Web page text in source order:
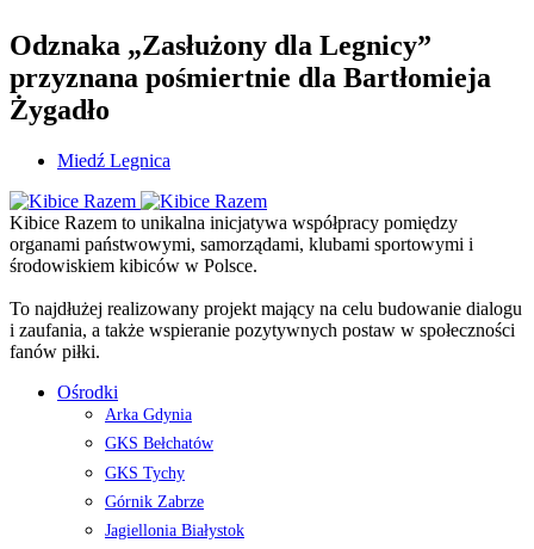
Odznaka „Zasłużony dla Legnicy”
przyznana pośmiertnie dla Bartłomieja
Żygadło
Miedź Legnica
Kibice Razem to unikalna inicjatywa współpracy pomiędzy
organami państwowymi, samorządami, klubami sportowymi i
środowiskiem kibiców w Polsce.
To najdłużej realizowany projekt mający na celu budowanie dialogu
i zaufania, a także wspieranie pozytywnych postaw w społeczności
fanów piłki.
Ośrodki
Arka Gdynia
GKS Bełchatów
GKS Tychy
Górnik Zabrze
Jagiellonia Białystok